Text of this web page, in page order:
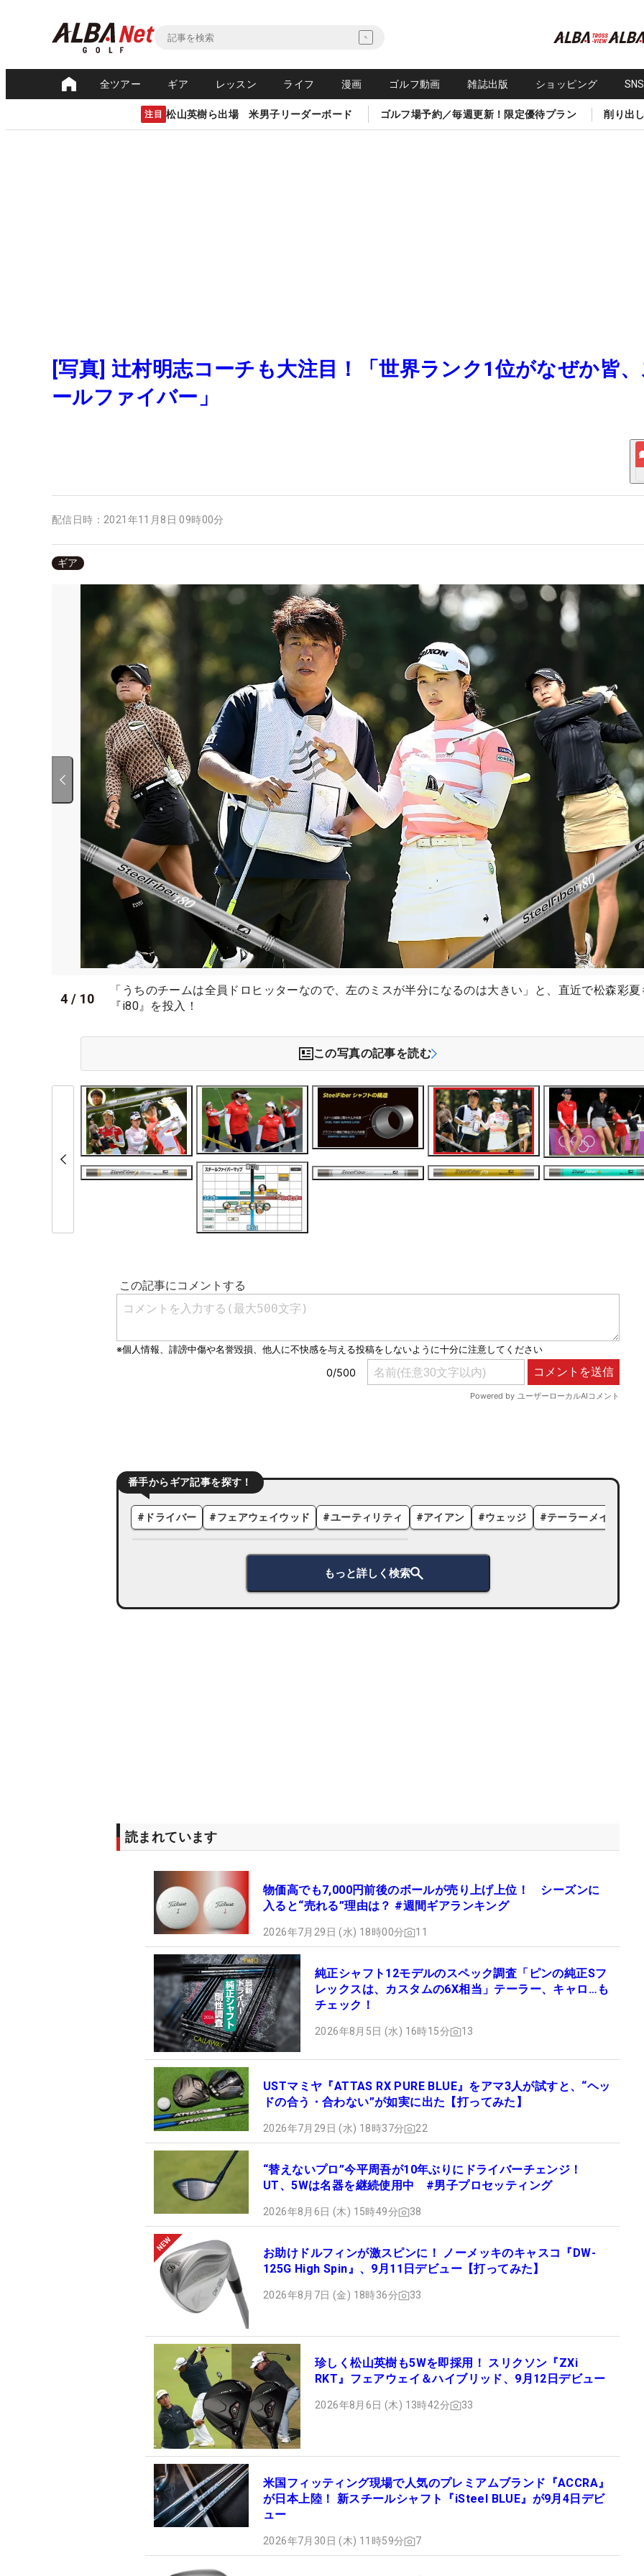
全ツアー ギア レッスン ライフ 漫画 ゴルフ動画 雑誌出版 ショッピング
注目 松山英樹ら出場 米男子リーダーボード ゴルフ場予約／毎週更新！限定優待プラン 削り出
[写真] 辻村明志コーチも大注目！「世界ランク1位がなぜか皆
ールファイバー」
配信日時： 2021年11月8日 09時00分
ギア
4 / 10
「うちのチームは全員ドロヒッターなので、左のミスが半分になるのは大きい」と、直近で松森彩夏
『i80』を投入！
この写真の記事を読む
番手からギア記事を探す！
# ドライバー #フェアウェイウッド #ユーティリティ #アイアン #ウェッジ #テーラーメイド
もっと詳しく検索
読まれています
物価高でも7,000円前後のボールが売り上げ上位！ シーズンに
入ると“売れる”理由は？ #週間ギアランキング
2026年7月29日 (水) 18時00分 11
純正シャフト12モデルのスペック調査「ピンの純正Sフ
レックスは、カスタムの6X相当」テーラー、キャロ…も
チェック！
2026年8月5日 (水) 16時15分 13
USTマミヤ『ATTAS RX PURE BLUE』をアマ3人が試すと、“ヘッ
ドの合う・合わない”が如実に出た【打ってみた】
2026年7月29日 (水) 18時37分 22
“替えないプロ”今平周吾が10年ぶりにドライバーチェンジ！
UT、5Wは名器を継続使用中 #男子プロセッティング
2026年8月6日 (木) 15時49分 38
お助けドルフィンが激スピンに！ ノーメッキのキャスコ『DW-
125G High Spin』、9月11日デビュー【打ってみた】
2026年8月7日 (金) 18時36分 33
珍しく松山英樹も5Wを即採用！ スリクソン『ZXi
RKT』フェアウェイ＆ハイブリッド、9月12日デビュー
2026年8月6日 (木) 13時42分 33
米国フィッティング現場で人気のプレミアムブランド『ACCRA』
が日本上陸！ 新スチールシャフト『iSteel BLUE』が9月4日デビ
ュー
2026年7月30日 (木) 11時59分 7